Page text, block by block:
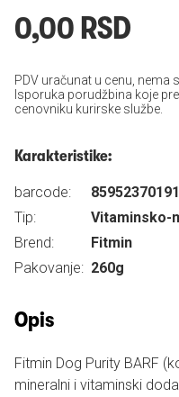
0,00 RSD
PDV uračunat u cenu, nema
Isporuka porudžbina koje
cenovniku kurirske službe.
Karakteristike:
barcode:
Tip:
Vitaminsko-
Brend:
Fitmin
Pakovanje: 260g
Opis
Fitmin Dog Purity BARF
mineralni i vitaminski